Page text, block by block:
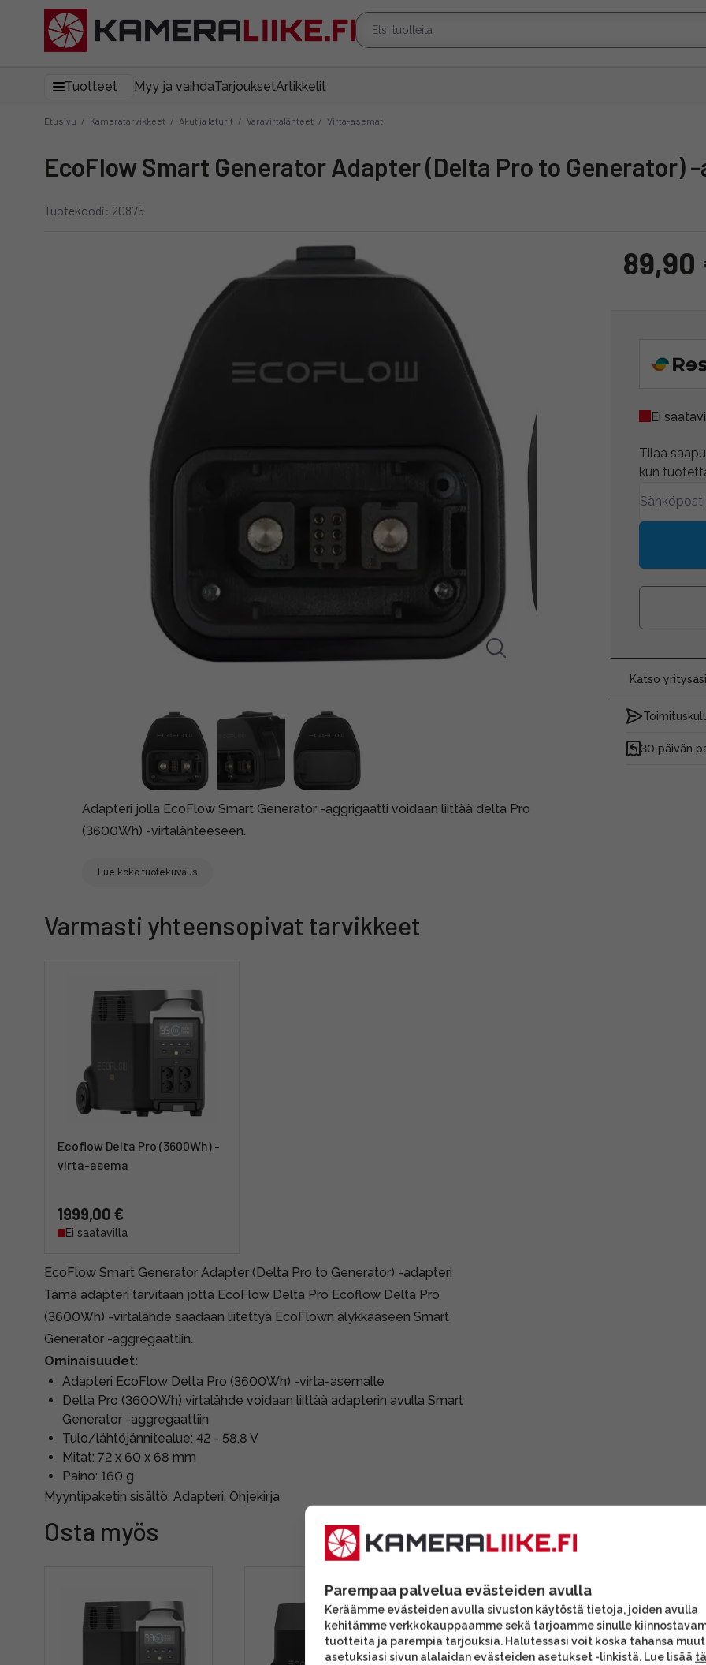
Tuotteet Myy ja vaihdaTarjouksetArtikkelit
Etusivu / Kameratarvikkeet / Akut ja laturit / Varavirtalähteet / Virta-asemat
EcoFlow Smart Generator Adapter (Delta Pro to Generator)
Tuotekoodi: 20875
Adapteri jolla EcoFlow Smart Generator -aggrigaatti voidaan liittää delta Pro
(3600Wh) -virtalähteeseen.
Lue koko tuotekuvaus
89,90
Ei
Tilaa
kun
Katso
30 päivän
Varmasti yhteensopivat tarvikkeet
Ecoflow Delta Pro (3600Wh) -
virta-asema
1999,00 €
Ei saatavilla
EcoFlow Smart Generator Adapter (Delta Pro to Generator) -adapteri
Tämä adapteri tarvitaan jotta EcoFlow Delta Pro Ecoflow Delta Pro
(3600Wh) -virtalähde saadaan liitettyä EcoFlown älykkääseen Smart
Generator -aggregaattiin.
Ominaisuudet:
Adapteri EcoFlow Delta Pro (3600Wh) -virta-asemalle
Delta Pro (3600Wh) virtalähde voidaan liittää adapterin avulla Smart
Generator -aggregaattiin
Tulo/lähtöjännitealue: 42 - 58,8 V
Mitat: 72 x 60 x 68 mm
Paino: 160 g
Myyntipaketin sisältö: Adapteri, Ohjekirja
Osta myös
Parempaa palvelua evästeiden avulla
Keräämme evästeiden avulla sivuston käytöstä tietoja, joiden avulla
kehitämme verkkokauppaamme sekä tarjoamme sinulle
tuotteita ja parempia tarjouksia. Halutessasi voit koska tahansa
asetuksiasi sivun alalaidan evästeiden asetukset -linkistä. Lue lisää